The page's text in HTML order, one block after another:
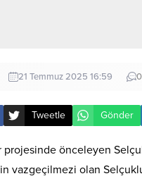
21 Temmuz 2025 16:59 0
Tweetle Gönder
projesinde önceleyen
vazgeçilmezi olan